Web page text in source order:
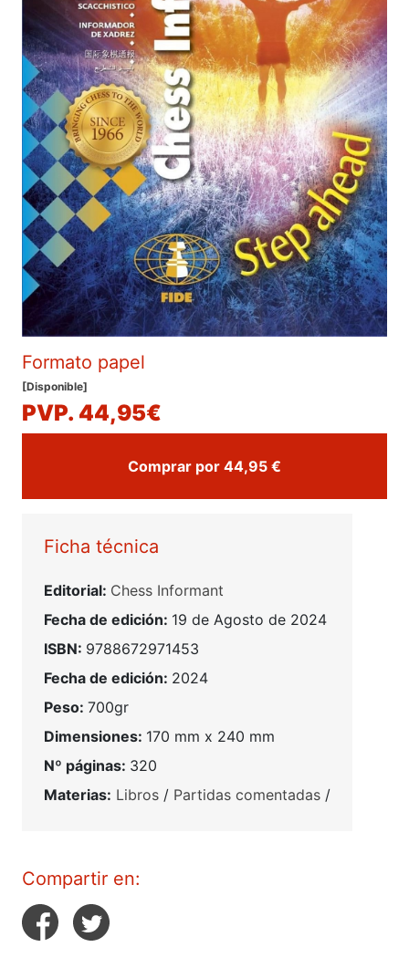
Formato papel
[Disponible]
PVP. 44,95€
Comprar por 44,95 €
Ficha técnica
Editorial: Chess Informant
Fecha de edición: 19 de Agosto de 2024
ISBN: 9788672971453
Fecha de edición: 2024
Peso: 700gr
Dimensiones: 170 mm x 240 mm
Nº páginas: 320
Materias: Libros / Partidas comentadas /
Compartir en: